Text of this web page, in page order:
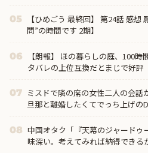
05
【ひめごう 最終回】 第24話 感
問”の時間です 2期】
06
【朗報】 ほの暮らしの庭、100
タバレの上位互換だとまじで好評
07 ミスドで隣の席の女性二人の会話
旦那と離婚したくてでっち上げの
08 中国オタク「『天幕のジャード
味深い。考えてみれば納得できる